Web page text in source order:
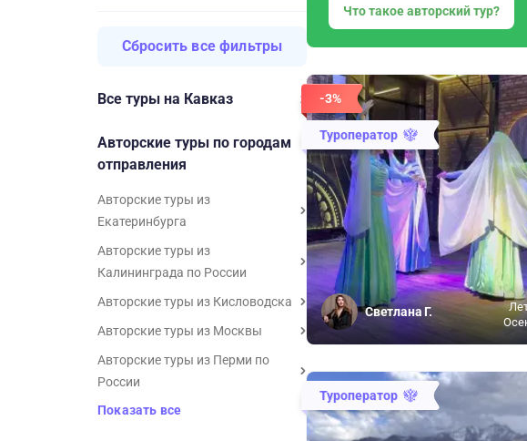
Сбросить все фильтры
Все туры на Кавказ
Авторские туры по городам
отправления
Авторские туры из
Екатеринбурга
Авторские туры из
Калининграда по России
Авторские туры из Кисловодска
Авторские туры из Москвы
Авторские туры из Перми по
России
Показать все
Что такое авторский тур?
-3%
Туроператор
Светлана Г.
Туроператор